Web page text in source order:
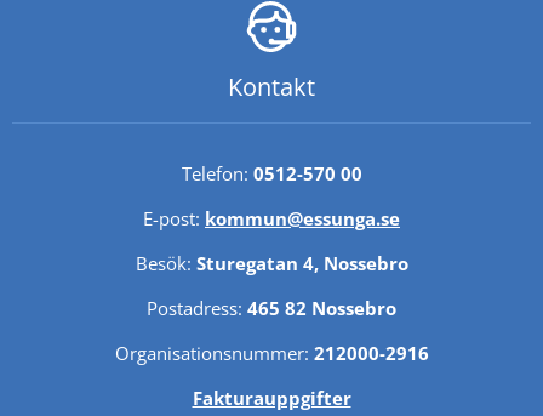
Kontakt
Telefon: 0512-570 00
E-post: kommun@essunga.se
Besök: Sturegatan 4, Nossebro
Postadress: 465 82 Nossebro
Organisationsnummer: 212000-2916
Fakturauppgifter